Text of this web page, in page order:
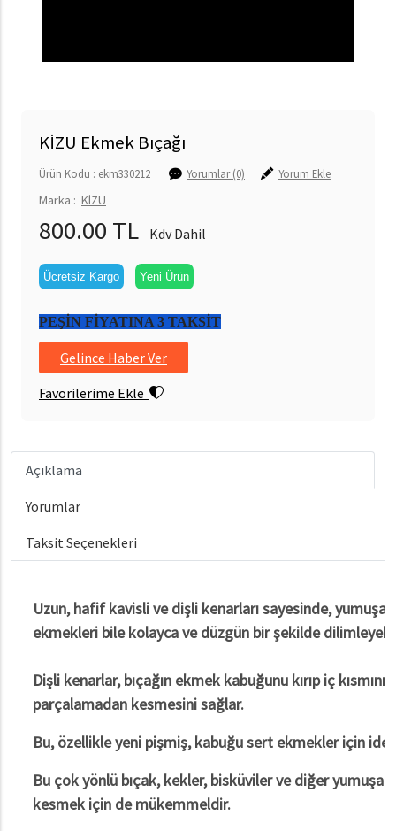
KİZU Ekmek Bıçağı
Ürün Kodu : ekm330212 Yorumlar (0) Yorum Ekle
Marka : KİZU
800.00 TL Kdv Dahil
Ücretsiz Kargo Yeni Ürün
PEŞİN FİYATINA 3 TAKSİT
Gelince Haber Ver
Favorilerime Ekle
Açıklama
Yorumlar
Taksit Seçenekleri
Uzun, hafif kavisli ve dişli kenarları sayesinde,
ekmekleri bile kolayca ve düzgün bir şekilde
Dişli kenarlar, bıçağın ekmek kabuğunu kırıp iç kısmını
parçalamadan kesmesini sağlar.
Bu, özellikle yeni pişmiş, kabuğu sert ekmekler için
Bu çok yönlü bıçak, kekler, bisküviler ve diğer yumuşak
kesmek için de mükemmeldir.